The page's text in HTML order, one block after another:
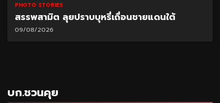
PHOTO STORIES
สรรพสามิต ลุยปราบบุหรี่เถื่อนชายแดนใต้
09/08/2026
บก.ชวนคุย